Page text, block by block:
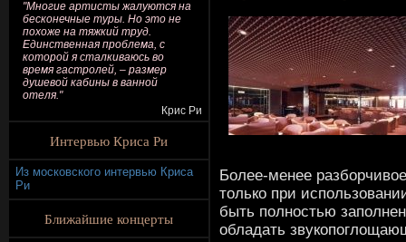
"Многие артисты жалуются на
бесконечные туры. Но это не
похоже на тяжкий труд.
Единственная проблема, с
которой я сталкиваюсь во
время гастролей, – размер
душевой кабины в ванной
отеля."
Крис Ри
Интервью Криса Ри
Из московского интервью Криса
Ри
Ближайшие концерты
Более-менее
только при
быть полностью
обладать